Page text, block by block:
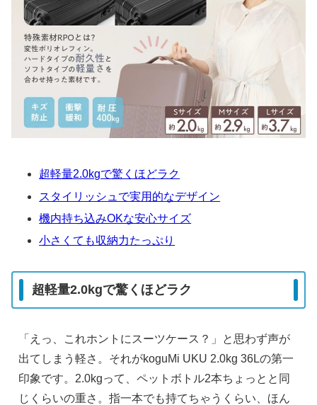
超軽量2.0kgで驚くほどラク
スタイリッシュで実用的なデザイン
機内持ち込みOKな安心サイズ
小さくても収納力たっぷり
超軽量2.0kgで驚くほどラク
「えっ、これホントにスーツケース？」と思わず声が
出てしまう軽さ。それがkoguMi UKU 2.0kg 36Lの第一
印象です。2.0kgって、ペットボトル2本ちょっとと同
じくらいの重さ。指一本でも持てちゃうくらい、ほん